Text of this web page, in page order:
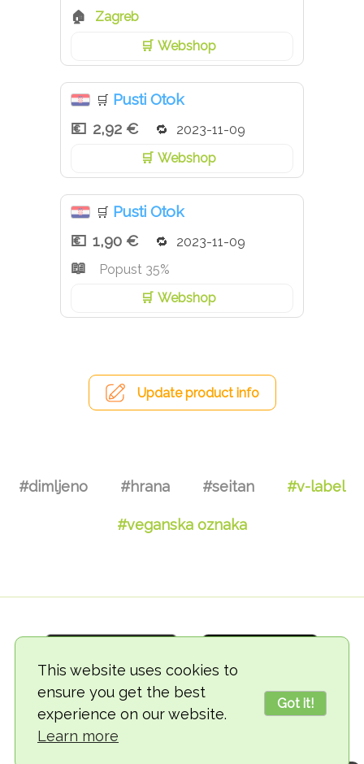
This website uses cookies to
ensure you get the best
experience on our website.
Learn more
Got it!
Zagreb
Webshop
🛒 Pusti Otok
2,92 €
2023-11-09
Webshop
🛒 Pusti Otok
1,90 €
2023-11-09
Popust 35%
Webshop
Update product info
#dimljeno #hrana #seitan #v-label
#veganska oznaka
© 2018-2026 TheVegCat